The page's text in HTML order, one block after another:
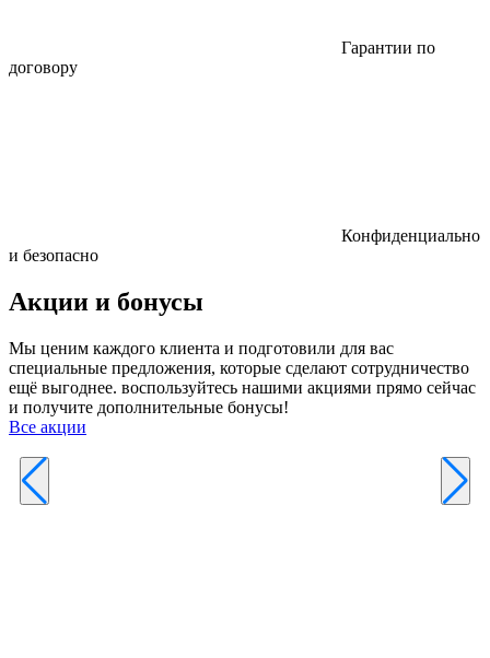
Гарантии по
договору
Конфиденциально
и безопасно
Акции и бонусы
Мы ценим каждого клиента и подготовили для вас
специальные предложения, которые сделают сотрудничество
ещё выгоднее. воспользуйтесь нашими акциями прямо сейчас
и получите дополнительные бонусы!
Все акции